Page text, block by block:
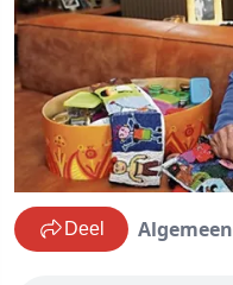
Deel Algemeen